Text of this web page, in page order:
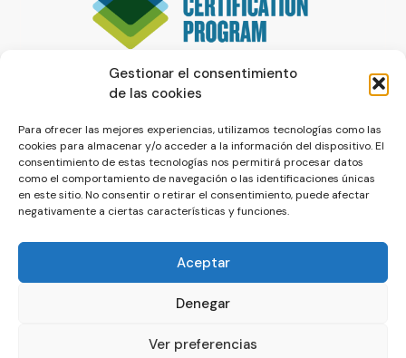
Gestionar el consentimiento
de las cookies
Para ofrecer las mejores experiencias, utilizamos tecnologías como las
cookies para almacenar y/o acceder a la información del dispositivo. El
consentimiento de estas tecnologías nos permitirá procesar datos
como el comportamiento de navegación o las identificaciones únicas
en este sitio. No consentir o retirar el consentimiento, puede afectar
negativamente a ciertas características y funciones.
Aceptar
Denegar
Ver preferencias
© La Servilleta - El Blog de Paco Prieto